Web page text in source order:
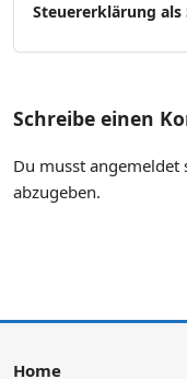
Steuererklärung als
Schreibe einen
Du musst angemeldet
abzugeben.
Home